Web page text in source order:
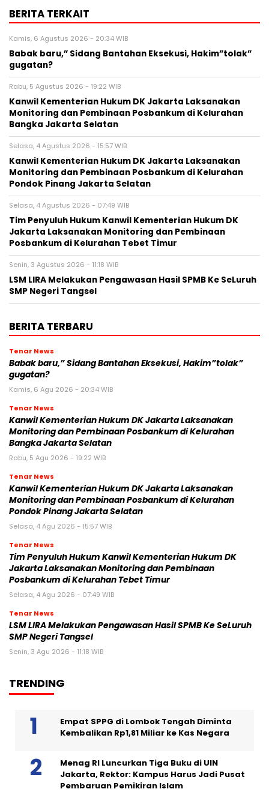
BERITA TERKAIT
Kamis, 6 Agustus 2026 - 20:34 WIB
Babak baru,” Sidang Bantahan Eksekusi, Hakim”tolak”
gugatan?
Rabu, 5 Agustus 2026 - 19:22 WIB
Kanwil Kementerian Hukum DK Jakarta Laksanakan
Monitoring dan Pembinaan Posbankum di Kelurahan
Bangka Jakarta Selatan
Selasa, 4 Agustus 2026 - 15:57 WIB
Kanwil Kementerian Hukum DK Jakarta Laksanakan
Monitoring dan Pembinaan Posbankum di Kelurahan
Pondok Pinang Jakarta Selatan
Selasa, 4 Agustus 2026 - 07:49 WIB
Tim Penyuluh Hukum Kanwil Kementerian Hukum DK
Jakarta Laksanakan Monitoring dan Pembinaan
Posbankum di Kelurahan Tebet Timur
Senin, 3 Agustus 2026 - 11:18 WIB
LSM LIRA Melakukan Pengawasan Hasil SPMB Ke SeLuruh
SMP Negeri Tangsel
BERITA TERBARU
Tenar News
Babak baru,” Sidang Bantahan Eksekusi, Hakim”tolak”
gugatan?
Kamis, 6 Agu 2026 - 20:34 WIB
Tenar News
Kanwil Kementerian Hukum DK Jakarta Laksanakan
Monitoring dan Pembinaan Posbankum di Kelurahan
Bangka Jakarta Selatan
Rabu, 5 Agu 2026 - 19:22 WIB
Tenar News
Kanwil Kementerian Hukum DK Jakarta Laksanakan
Monitoring dan Pembinaan Posbankum di Kelurahan
Pondok Pinang Jakarta Selatan
Selasa, 4 Agu 2026 - 15:57 WIB
Tenar News
Tim Penyuluh Hukum Kanwil Kementerian Hukum DK
Jakarta Laksanakan Monitoring dan Pembinaan
Posbankum di Kelurahan Tebet Timur
Selasa, 4 Agu 2026 - 07:49 WIB
Tenar News
LSM LIRA Melakukan Pengawasan Hasil SPMB Ke SeLuruh
SMP Negeri Tangsel
Senin, 3 Agu 2026 - 11:18 WIB
TRENDING
Empat SPPG di Lombok Tengah Diminta
Kembalikan Rp1,81 Miliar ke Kas Negara
Menag RI Luncurkan Tiga Buku di UIN
Jakarta, Rektor: Kampus Harus Jadi Pusat
Pembaruan Pemikiran Islam